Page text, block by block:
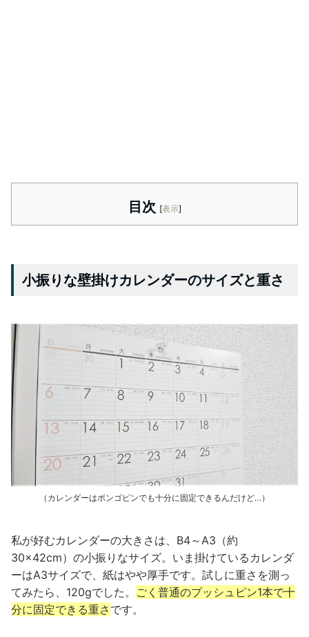
目次 [表示]
小振りな壁掛けカレンダーのサイズと重さ
（カレンダーはボンゴピンでも十分に固定できるんだけど…）
私が好むカレンダーの大きさは、B4～A3（約
30×42cm）の小振りなサイズ。いま掛けているカレンダ
ーはA3サイズで、紙はやや厚手です。試しに重さを測っ
てみたら、120gでした。 ごく普通のプッシュピン1本で十
分に固定できる重さ です。